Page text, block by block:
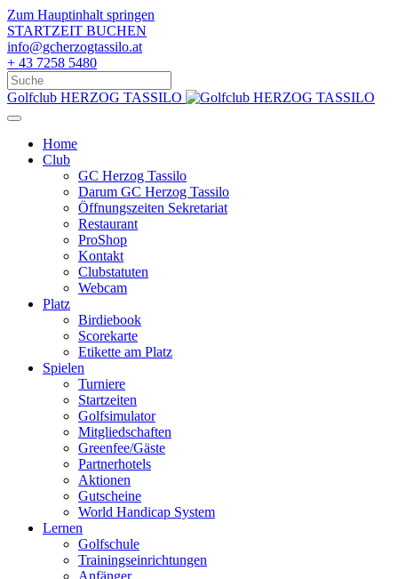
Zum Hauptinhalt springen
STARTZEIT BUCHEN
info@gcherzogtassilo.at
+ 43 7258 5480
Golfclub HERZOG TASSILO
Home
Club
GC Herzog Tassilo
Darum GC Herzog Tassilo
Öffnungszeiten Sekretariat
Restaurant
ProShop
Kontakt
Clubstatuten
Webcam
Platz
Birdiebook
Scorekarte
Etikette am Platz
Spielen
Turniere
Startzeiten
Golfsimulator
Mitgliedschaften
Greenfee/Gäste
Partnerhotels
Aktionen
Gutscheine
World Handicap System
Lernen
Golfschule
Trainingseinrichtungen
Anfänger